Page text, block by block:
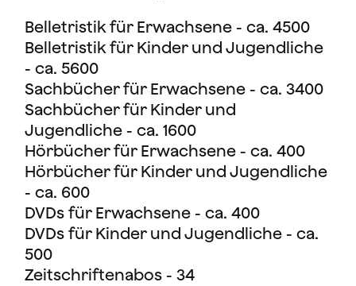
Belletristik für Erwachsene - ca. 4500
Belletristik für Kinder und Jugendliche
- ca. 5600
Sachbücher für Erwachsene - ca. 3400
Sachbücher für Kinder und
Jugendliche - ca. 1600
Hörbücher für Erwachsene - ca. 400
Hörbücher für Kinder und Jugendliche
- ca. 600
DVDs für Erwachsene - ca. 400
DVDs für Kinder und Jugendliche - ca.
500
Zeitschriftenabos - 34